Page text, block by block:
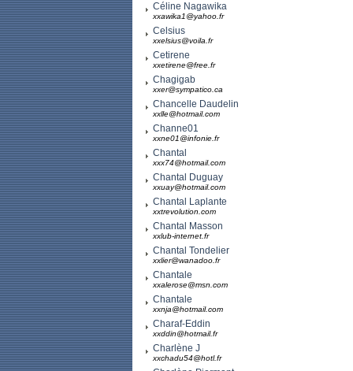
Céline Nagawika
xxawika1@yahoo.fr
Celsius
xxelsius@voila.fr
Cetirene
xxetirene@free.fr
Chagigab
xxer@sympatico.ca
Chancelle Daudelin
xxlle@hotmail.com
Channe01
xxne01@infonie.fr
Chantal
xxx74@hotmail.com
Chantal Duguay
xxuay@hotmail.com
Chantal Laplante
xxtrevolution.com
Chantal Masson
xxlub-internet.fr
Chantal Tondelier
xxlier@wanadoo.fr
Chantale
xxalerose@msn.com
Chantale
xxnja@hotmail.com
Charaf-Eddin
xxddin@hotmail.fr
Charlène J
xxchadu54@hotl.fr